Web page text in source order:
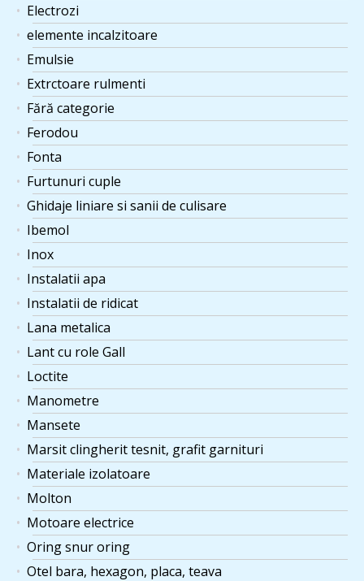
Electrozi
elemente incalzitoare
Emulsie
Extrctoare rulmenti
Fără categorie
Ferodou
Fonta
Furtunuri cuple
Ghidaje liniare si sanii de culisare
Ibemol
Inox
Instalatii apa
Instalatii de ridicat
Lana metalica
Lant cu role Gall
Loctite
Manometre
Mansete
Marsit clingherit tesnit, grafit garnituri
Materiale izolatoare
Molton
Motoare electrice
Oring snur oring
Otel bara, hexagon, placa, teava